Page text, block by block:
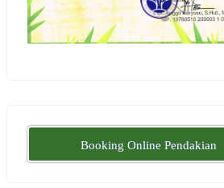
Booking Online Pendakian